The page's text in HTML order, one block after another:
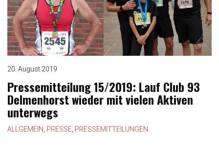
20. August 2019
Pressemitteilung 15/2019: Lauf Club 93
Delmenhorst wieder mit vielen Aktiven
unterwegs
ALLGEMEIN PRESSE PRESSEMITTEILUNGEN